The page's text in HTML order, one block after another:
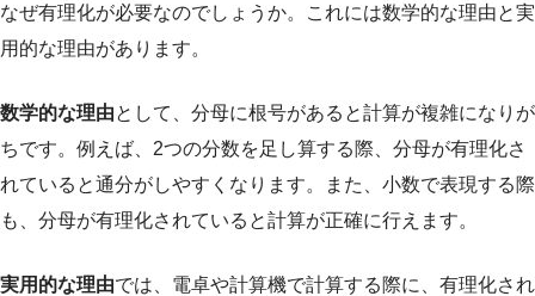
なぜ有理化が必要なのでしょうか。これには数学的な理由と実
用的な理由があります。
数学的な理由として、分母に根号があると計算が複雑になりが
ちです。例えば、2つの分数を足し算する際、分母が有理化さ
れていると通分がしやすくなります。また、小数で表現する際
も、分母が有理化されていると計算が正確に行えます。
実用的な理由では、電卓や計算機で計算する際に、有理化され